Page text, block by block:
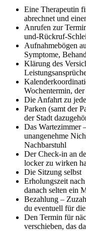
Eine Therapeutin
abrechnet und
Anrufen zur
und-Rückruf-
Aufnahmebögen
Symptome,
Klärung des
Wochentermin,
Die Anfahrt zu
Parken (samt der
der Stadt
Das Wartezimmer
unangenehme
Nachbarstuhl
Der Check-in an
locker zu wirken
Die Sitzung selbst
Erholungszeit
danach selten ein
Bezahlung –
du eventuell für
Den Termin für
verschieben, das